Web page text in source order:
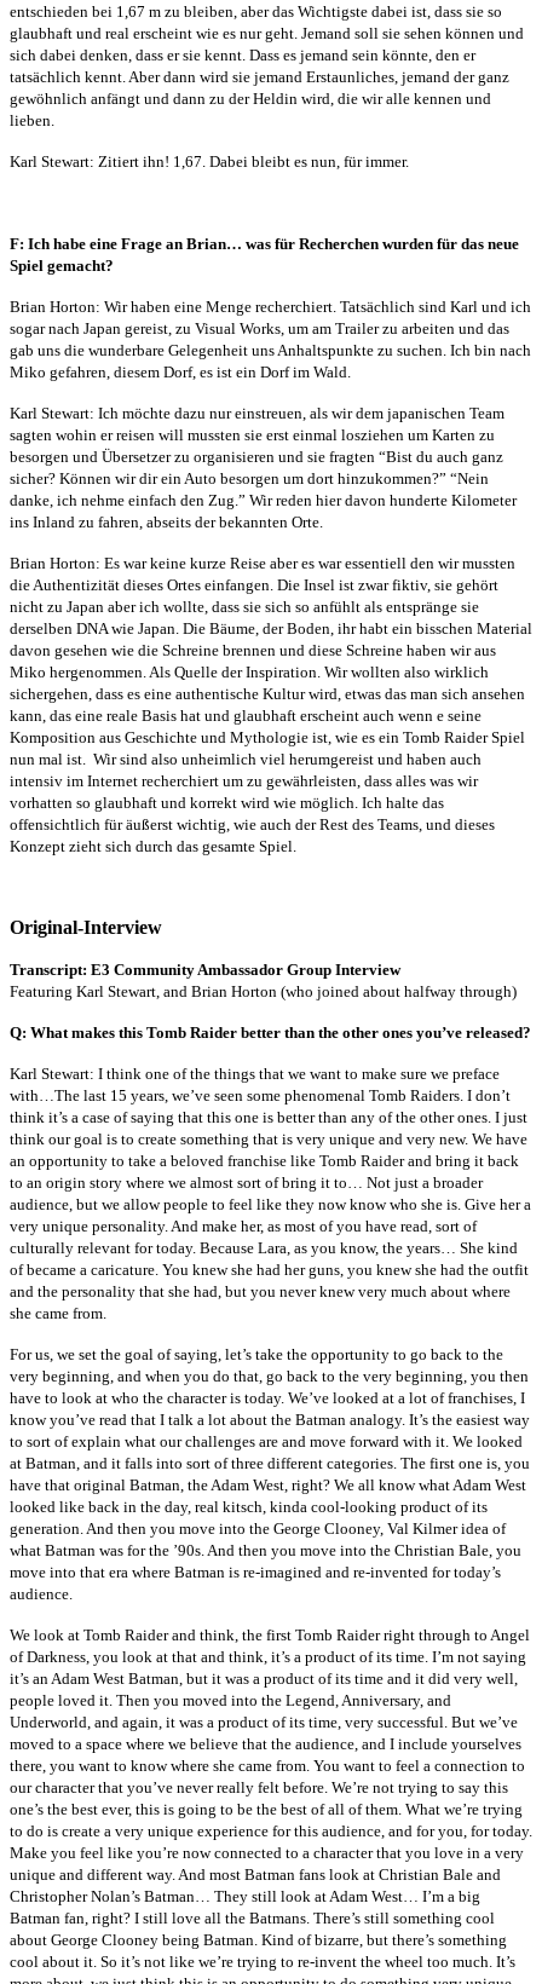
entschieden bei 1,67 m zu bleiben, aber das Wichtigste dabei ist, dass sie so
glaubhaft und real erscheint wie es nur geht. Jemand soll sie sehen können und
sich dabei denken, dass er sie kennt. Dass es jemand sein könnte, den er
tatsächlich kennt. Aber dann wird sie jemand Erstaunliches, jemand der ganz
gewöhnlich anfängt und dann zu der Heldin wird, die wir alle kennen und
lieben.
Karl Stewart: Zitiert ihn! 1,67. Dabei bleibt es nun, für immer.
F: Ich habe eine Frage an Brian… was für Recherchen wurden für das neue
Spiel gemacht?
Brian Horton: Wir haben eine Menge recherchiert. Tatsächlich sind Karl und ich
sogar nach Japan gereist, zu Visual Works, um am Trailer zu arbeiten und das
gab uns die wunderbare Gelegenheit uns Anhaltspunkte zu suchen. Ich bin nach
Miko gefahren, diesem Dorf, es ist ein Dorf im Wald.
Karl Stewart: Ich möchte dazu nur einstreuen, als wir dem japanischen Team
sagten wohin er reisen will mussten sie erst einmal losziehen um Karten zu
besorgen und Übersetzer zu organisieren und sie fragten “Bist du auch ganz
sicher? Können wir dir ein Auto besorgen um dort hinzukommen?” “Nein
danke, ich nehme einfach den Zug.” Wir reden hier davon hunderte Kilometer
ins Inland zu fahren, abseits der bekannten Orte.
Brian Horton: Es war keine kurze Reise aber es war essentiell den wir mussten
die Authentizität dieses Ortes einfangen. Die Insel ist zwar fiktiv, sie gehört
nicht zu Japan aber ich wollte, dass sie sich so anfühlt als entspränge sie
derselben DNA wie Japan. Die Bäume, der Boden, ihr habt ein bisschen Material
davon gesehen wie die Schreine brennen und diese Schreine haben wir aus
Miko hergenommen. Als Quelle der Inspiration. Wir wollten also wirklich
sichergehen, dass es eine authentische Kultur wird, etwas das man sich ansehen
kann, das eine reale Basis hat und glaubhaft erscheint auch wenn e seine
Komposition aus Geschichte und Mythologie ist, wie es ein Tomb Raider Spiel
nun mal ist. Wir sind also unheimlich viel herumgereist und haben auch
intensiv im Internet recherchiert um zu gewährleisten, dass alles was wir
vorhatten so glaubhaft und korrekt wird wie möglich. Ich halte das
offensichtlich für äußerst wichtig, wie auch der Rest des Teams, und dieses
Konzept zieht sich durch das gesamte Spiel.
Original-Interview
Transcript: E3 Community Ambassador Group Interview
Featuring Karl Stewart, and Brian Horton (who joined about halfway through)
Q: What makes this Tomb Raider better than the other ones you’ve released?
Karl Stewart: I think one of the things that we want to make sure we preface
with…The last 15 years, we’ve seen some phenomenal Tomb Raiders. I don’t
think it’s a case of saying that this one is better than any of the other ones. I just
think our goal is to create something that is very unique and very new. We have
an opportunity to take a beloved franchise like Tomb Raider and bring it back
to an origin story where we almost sort of bring it to… Not just a broader
audience, but we allow people to feel like they now know who she is. Give her a
very unique personality. And make her, as most of you have read, sort of
culturally relevant for today. Because Lara, as you know, the years… She kind
of became a caricature. You knew she had her guns, you knew she had the outfit
and the personality that she had, but you never knew very much about where
she came from.
For us, we set the goal of saying, let’s take the opportunity to go back to the
very beginning, and when you do that, go back to the very beginning, you then
have to look at who the character is today. We’ve looked at a lot of franchises, I
know you’ve read that I talk a lot about the Batman analogy. It’s the easiest way
to sort of explain what our challenges are and move forward with it. We looked
at Batman, and it falls into sort of three different categories. The first one is, you
have that original Batman, the Adam West, right? We all know what Adam West
looked like back in the day, real kitsch, kinda cool-looking product of its
generation. And then you move into the George Clooney, Val Kilmer idea of
what Batman was for the ’90s. And then you move into the Christian Bale, you
move into that era where Batman is re-imagined and re-invented for today’s
audience.
We look at Tomb Raider and think, the first Tomb Raider right through to Angel
of Darkness, you look at that and think, it’s a product of its time. I’m not saying
it’s an Adam West Batman, but it was a product of its time and it did very well,
people loved it. Then you moved into the Legend, Anniversary, and
Underworld, and again, it was a product of its time, very successful. But we’ve
moved to a space where we believe that the audience, and I include yourselves
there, you want to know where she came from. You want to feel a connection to
our character that you’ve never really felt before. We’re not trying to say this
one’s the best ever, this is going to be the best of all of them. What we’re trying
to do is create a very unique experience for this audience, and for you, for today.
Make you feel like you’re now connected to a character that you love in a very
unique and different way. And most Batman fans look at Christian Bale and
Christopher Nolan’s Batman… They still look at Adam West… I’m a big
Batman fan, right? I still love all the Batmans. There’s still something cool
about George Clooney being Batman. Kind of bizarre, but there’s something
cool about it. So it’s not like we’re trying to re-invent the wheel too much. It’s